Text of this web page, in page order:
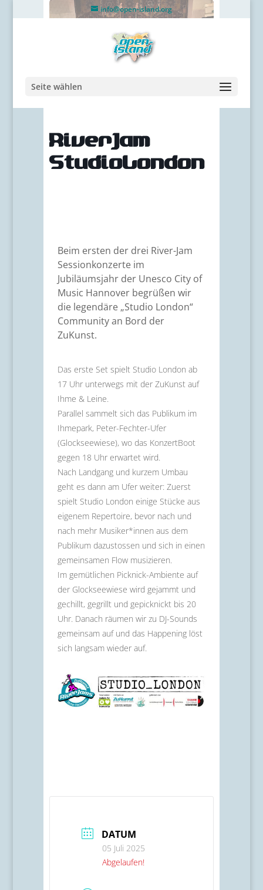
info@open-island.org
Seite wählen
RiverJam
StudioLondon
Beim ersten der drei River-Jam
Sessionkonzerte im
Jubiläumsjahr der Unesco City of
Music Hannover begrüßen wir
die legendäre „Studio London“
Community an Bord der
ZuKunst.
Das erste Set spielt Studio London ab
17 Uhr unterwegs mit der ZuKunst auf
Ihme & Leine.
Parallel sammelt sich das Publikum im
Ihmepark, Peter-Fechter-Ufer
(Glockseewiese), wo das KonzertBoot
gegen 18 Uhr erwartet wird.
Nach Landgang und kurzem Umbau
geht es dann am Ufer weiter: Zuerst
spielt Studio London einige Stücke aus
eigenem Repertoire, bevor nach und
nach mehr Musiker*innen aus dem
Publikum dazustossen und sich in einen
gemeinsamen Flow musizieren.
Im gemütlichen Picknick-Ambiente auf
der Glockseewiese wird gejammt und
gechillt, gegrillt und gepicknickt bis 20
Uhr. Danach räumen wir zu DJ-Sounds
gemeinsam auf und das Happening löst
sich langsam wieder auf.
DATUM
05 Juli 2025
Abgelaufen!